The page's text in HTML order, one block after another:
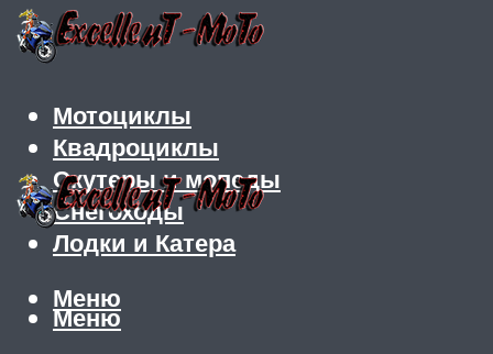
Мотоциклы
Квадроциклы
Скутеры и мопеды
Снегоходы
Лодки и Катера
Меню
Меню